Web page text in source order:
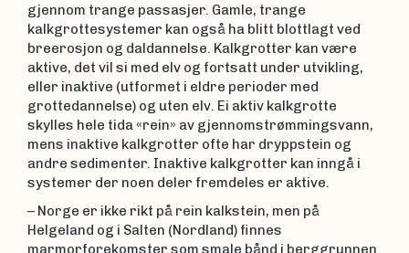
gjennom trange passasjer. Gamle, trange
kalkgrottesystemer kan også ha blitt blottlagt ved
breerosjon og daldannelse. Kalkgrotter kan være
aktive, det vil si med elv og fortsatt under utvikling,
eller inaktive (utformet i eldre perioder med
grottedannelse) og uten elv. Ei aktiv kalkgrotte
skylles hele tida «rein» av gjennomstrømmingsvann,
mens inaktive kalkgrotter ofte har dryppstein og
andre sedimenter. Inaktive kalkgrotter kan inngå i
systemer der noen deler fremdeles er aktive.
– Norge er ikke rikt på rein kalkstein, men på
Helgeland og i Salten (Nordland) finnes
marmorforekomster som smale bånd i berggrunnen.